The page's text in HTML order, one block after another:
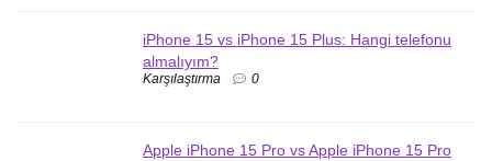
iPhone 15 vs iPhone 15 Plus: Hangi telefonu
almalıyım?
Karşılaştırma 0
Apple iPhone 15 Pro vs Apple iPhone 15 Pro